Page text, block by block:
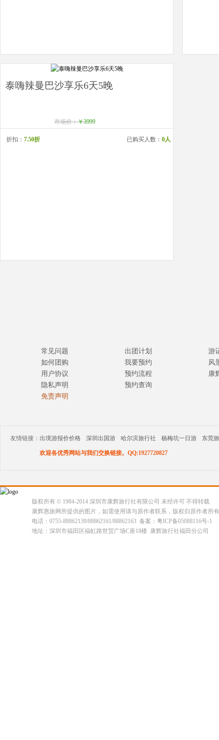
泰嗨辣曼巴沙享乐6天5晚
市场价：￥3999
折扣： 7.50折 已购买人数： 0人
常见问题
如何团购
用户协议
隐私声明
免责声明
出团计划
我要预约
预约流程
预约查询
游
风
康
友情链接： 出境游报价价格 深圳出国游 哈尔滨旅行社 杨梅坑一日游 东莞
欢迎各优秀网站与我们交换链接。QQ:1927720827
版权所有 © 1984-2014 深圳市康辉旅行社有限公司 未经许可 不得转载
康辉惠旅网所提供的图片，如需使用请与原作者联系，版权归原作者所
电话：0755-88862139/88862161/88862163 备案：粤ICP备05088116号-1
地址：深圳市福田区福虹路世贸广场C座18楼 康辉旅行社福田分公司